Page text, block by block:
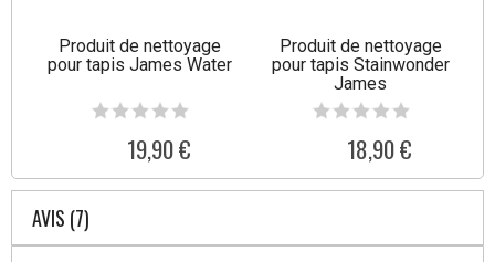
Produit de nettoyage
pour tapis James Water
19,90 €
Produit de nettoyage
pour tapis Stainwonder
James
18,90 €
AVIS (7)